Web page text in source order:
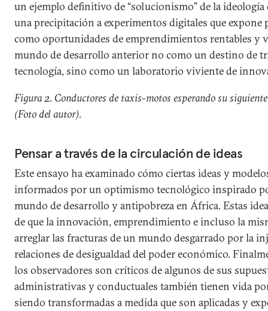
un ejemplo definitivo de “solucionismo” de la
una precipitación a experimentos digitales que expone
como oportunidades de emprendimientos rentables y
mundo de desarrollo anterior no como un destino de
tecnología, sino como un laboratorio viviente de
Figura 2. Conductores de taxis-motos esperando su
(Foto del autor).
Pensar a través de la circulación de ideas
Este ensayo ha examinado cómo ciertas ideas y
informados por un optimismo tecnológico inspirado
mundo de desarrollo y antipobreza en África. Estas
de que la innovación, emprendimiento e incluso la
arreglar las fracturas de un mundo desgarrado por la
relaciones de desigualdad del poder económico.
los observadores son críticos de algunos de sus
administrativas y conductuales también tienen vida
siendo transformadas a medida que son aplicadas y